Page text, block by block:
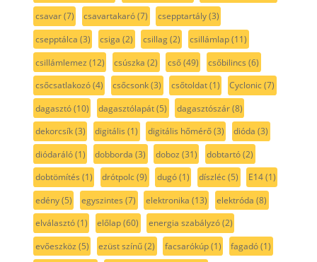
csavar(7) csavartakaró(7) csepptartály(3)
csepptálca (3) csiga (2) csillag(2) csillámlap(11)
csillámlemez (12) csúszka (2) cső(49) csőbilincs (6)
csőcsatlakozó(4) csőcsonk(3) csőtoldat(1) Cyclonic(7)
dagasztó(10) dagasztólapát(5) dagasztószár(8)
dekorcsík(3) digitális (1) digitális hőmérő(3) dióda (3)
diódaráló(1) dobborda (3) doboz (31) dobtartó(2)
dobtömítés (1) drótpolc(9) dugó(1) díszléc(5) E14(1)
edény(5) egyszintes (7) elektronika (13) elektróda (8)
elválasztó(1) előlap(60) energia szabályzó(2)
evőeszköz (5) ezüst színű(2) facsarókúp(1) fagadó(1)